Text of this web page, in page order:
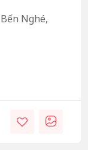
Nghé,